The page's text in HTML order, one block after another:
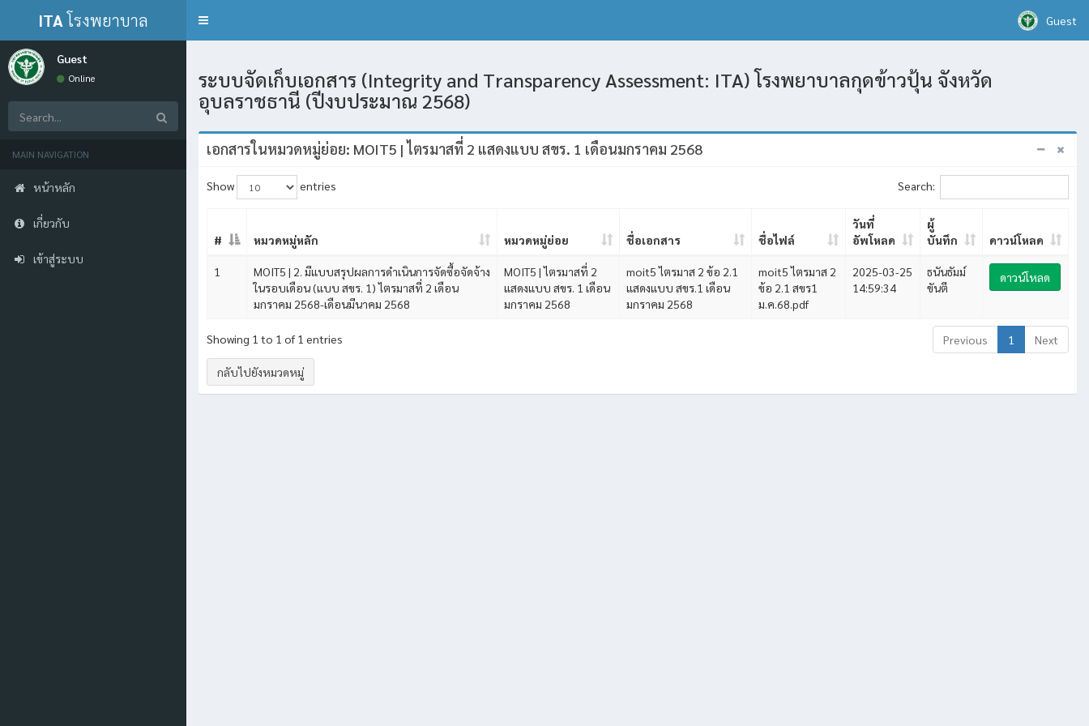
ITAโรงพยาบาล
กุดข้าวปุ้น
Toggle
Guest
Guest
Online
MAIN NAVIGATION
หน้าหลัก
เกี่ยวกับ
เข้าสู่ระบบ
ระบบจัดเก็บเอกสาร (Integrity and Transparency Assessment: ITA) โรงพยาบาลกุดข้าวปุ้น จังหวัด
อุบลราชธานี (ปีงบประมาณ 2568)
เอกสารในหมวดหมู่ย่อย: MOIT5 | ไตรมาสที่ 2 แสดงแบบ สขร. 1 เดือนมกราคม 2568
Show entries Search:
# หมวดหมู่หลัก หมวดหมู่ย่อย ชื่อเอกสาร ชื่อไฟล์
วันที่
อัพโหลด
ผู้
บันทึก
ดาวน์โหลด
1
MOIT5 | 2. มีแบบสรุปผลการดำเนินการจัดซื้อจัดจ้าง
ในรอบเดือน (แบบ สขร. 1) ไตรมาสที่ 2 เดือน
มกราคม 2568-เดือนมีนาคม 2568
MOIT5 | ไตรมาสที่ 2
แสดงแบบ สขร. 1 เดือน
มกราคม 2568
moit5 ไตรมาส 2 ข้อ 2.1
แสดงแบบ สขร.1 เดือน
มกราคม 2568
moit5 ไตรมาส 2
ข้อ 2.1 สขร1
ม.ค.68.pdf
2025-03-25
14:59:34
ธนันธัมม์
ขันตี
ดาวน์โหลด
Showing 1 to 1 of 1 entries Previous 1 Next
กลับไปยังหมวดหมู่